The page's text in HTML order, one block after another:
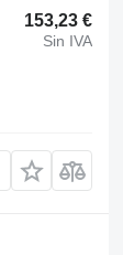
153,23 €
Sin IVA